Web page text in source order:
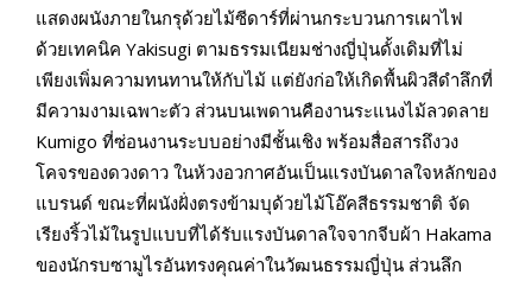
แสดงผนังภายในกรุด้วยไม้ซีดาร์ที่ผ่านกระบวนการเผาไฟ
ด้วยเทคนิค Yakisugi ตามธรรมเนียมช่างญี่ปุ่นดั้งเดิมที่ไม่
เพียงเพิ่มความทนทานให้กับไม้ แต่ยังก่อให้เกิดพื้นผิวสีดำลึกที่
มีความงามเฉพาะตัว ส่วนบนเพดานคืองานระแนงไม้ลวดลาย
Kumigo ที่ซ่อนงานระบบอย่างมีชั้นเชิง พร้อมสื่อสารถึงวง
โคจรของดวงดาว ในห้วงอวกาศอันเป็นแรงบันดาลใจหลักของ
แบรนด์ ขณะที่ผนังฝั่งตรงข้ามบุด้วยไม้โอ๊คสีธรรมชาติ จัด
เรียงริ้วไม้ในรูปแบบที่ได้รับแรงบันดาลใจจากจีบผ้า Hakama
ของนักรบซามูไรอันทรงคุณค่าในวัฒนธรรมญี่ปุ่น ส่วนลึก